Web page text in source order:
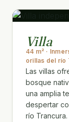
Villa
44 m² ·
orillas del río
Las villas
bosque
una amplia
despertar
río